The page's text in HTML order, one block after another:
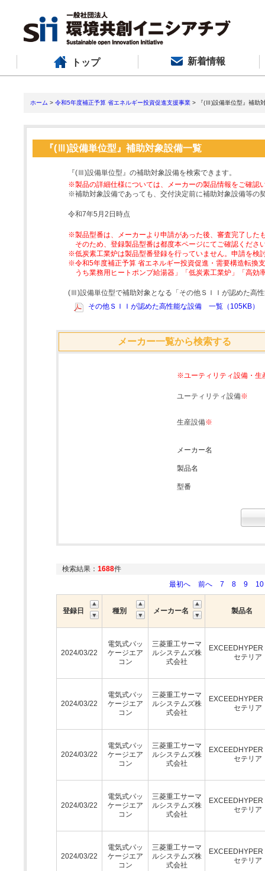
トップ 新着情報
ホーム > 令和5年度補正予算 省エネルギー投資促進支援事業 > 『(Ⅲ)設備単位型』補助
『(Ⅲ)設備単位型』補助対象設備一覧
『(Ⅲ)設備単位型』の補助対象設備を検索できます。
※製品の詳細仕様については、メーカーの製品情報をご確認
※補助対象設備であっても、交付決定前に補助対象設備等の
令和7年5月2日時点
※製品型番は、メーカーより申請があった後、審査完了した
そのため、登録製品型番は都度本ページにてご確認くださ
※低炭素工業炉は製品型番登録を行っていません。申請を検
※令和5年度補正予算 省エネルギー投資促進・需要構造転換
うち業務用ヒートポンプ給湯器」「低炭素工業炉」「高
(Ⅲ)設備単位型で補助対象となる「その他ＳＩＩが認めた高
その他ＳＩＩが認めた高性能な設備 一覧（105KB）
メーカー一覧から検索する
※ユーティリティ設備・生
ユーティリティ設備※
生産設備※
メーカー名
製品名
型番
検索結果： 1688件
最初へ
前へ 7 8 9 10
登録日 種別 メーカー名 製品名
2024/03/22
電気式パッ
ケージエア
コン
三菱重工サーマ
ルシステムズ株
式会社
EXCEEDHYPER
セテリア
2024/03/22
電気式パッ
ケージエア
コン
三菱重工サーマ
ルシステムズ株
式会社
EXCEEDHYPER
セテリア
2024/03/22
電気式パッ
ケージエア
コン
三菱重工サーマ
ルシステムズ株
式会社
EXCEEDHYPER
セテリア
2024/03/22
電気式パッ
ケージエア
コン
三菱重工サーマ
ルシステムズ株
式会社
EXCEEDHYPER
セテリア
2024/03/22
電気式パッ
ケージエア
コン
三菱重工サーマ
ルシステムズ株
式会社
EXCEEDHYPER
セテリア